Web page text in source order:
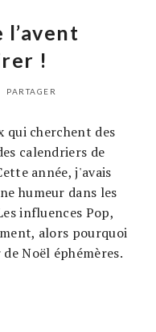
l’avent
!
PARTAGER
qui cherchent des
calendriers de
année, j'avais
humeur dans les
influences Pop,
alors pourquoi
Noël éphémères.